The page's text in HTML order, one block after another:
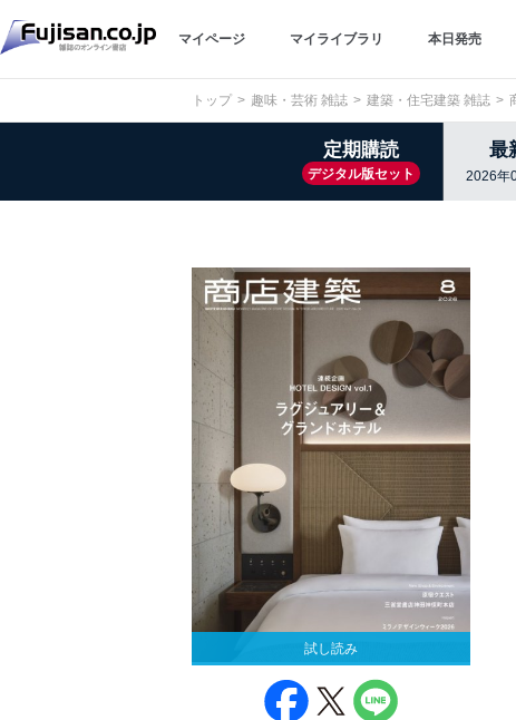
マイページ マイライブラリ 本日発売
トップ 趣味・芸術 雑誌 建築・住宅建築 雑誌
定期購読
デジタル版セット
最
2026年
試し読み